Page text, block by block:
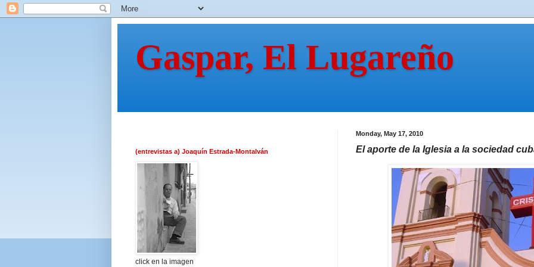
Gaspar, El Lugareño
Monday, May 17, 2010
El aporte de la Iglesia a la sociedad
(entrevistas a) Joaquín Estrada-Montalván
click en la imagen